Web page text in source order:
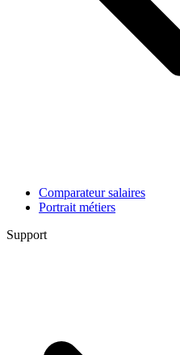
Comparateur salaires
Portrait métiers
Support